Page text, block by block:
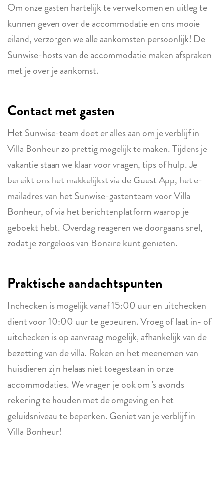
Om onze gasten hartelijk te verwelkomen en uitleg te
kunnen geven over de accommodatie en ons mooie
eiland, verzorgen we alle aankomsten persoonlijk! De
Sunwise-hosts van de accommodatie maken afspraken
met je over je aankomst.
Contact met gasten
Het Sunwise-team doet er alles aan om je verblijf in
Villa Bonheur zo prettig mogelijk te maken. Tijdens je
vakantie staan we klaar voor vragen, tips of hulp. Je
bereikt ons het makkelijkst via de Guest App, het e-
mailadres van het Sunwise-gastenteam voor Villa
Bonheur, of via het berichtenplatform waarop je
geboekt hebt. Overdag reageren we doorgaans snel,
zodat je zorgeloos van Bonaire kunt genieten.
Praktische aandachtspunten
Inchecken is mogelijk vanaf 15:00 uur en uitchecken
dient voor 10:00 uur te gebeuren. Vroeg of laat in- of
uitchecken is op aanvraag mogelijk, afhankelijk van de
bezetting van de villa. Roken en het meenemen van
huisdieren zijn helaas niet toegestaan in onze
accommodaties. We vragen je ook om 's avonds
rekening te houden met de omgeving en het
geluidsniveau te beperken. Geniet van je verblijf in
Villa Bonheur!